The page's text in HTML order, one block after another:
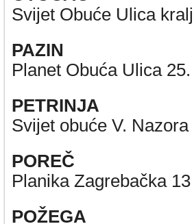
Svijet Obuće Ulica
PAZIN
Planet Obuća Ulica
PETRINJA
Svijet obuće V.
POREČ
Planika Zagrebačka
POŽEGA